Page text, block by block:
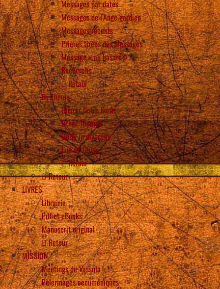
Messages par dates
Messages de l’Ange gardien
Messages récents
Prières tirées des Messages
Message « au hasard »
Recherche
Retour
By Theme
Onorer Notre Dame
Other Themes
Unity in diversity
End of Times
Retour
Retour
LIVRES
Librairie
Pdf et eBooks
Manuscrit original
Retour
MISSION
Meetings de Vassula
Pèlerinages oecuméniques